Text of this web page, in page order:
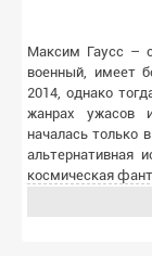
Максим Гаусс –
военный, имеет
2014, однако
жанрах ужасов
началась только
альтернативная
космическая